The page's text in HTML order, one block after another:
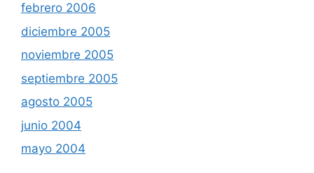
febrero 2006
diciembre 2005
noviembre 2005
septiembre 2005
agosto 2005
junio 2004
mayo 2004